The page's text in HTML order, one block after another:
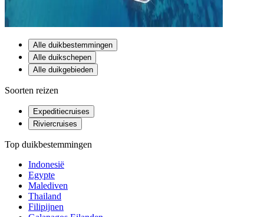
Alle duikbestemmingen
Alle duikschepen
Alle duikgebieden
Soorten reizen
Expeditiecruises
Riviercruises
Top duikbestemmingen
Indonesië
Egypte
Malediven
Thailand
Filipijnen